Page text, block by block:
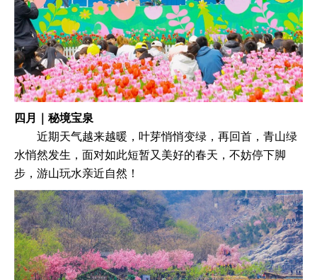
四月｜秘境宝泉
近期天气越来越暖，叶芽悄悄变绿，再回首，青山绿
水悄然发生，面对如此短暂又美好的春天，不妨停下脚
步，游山玩水亲近自然！